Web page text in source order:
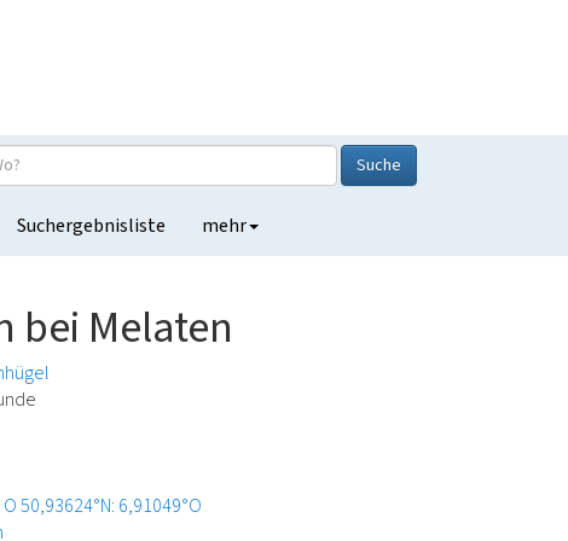
Suche
Suchergebnisliste mehr
bei Melaten
50,93624°N: 6,91049°O